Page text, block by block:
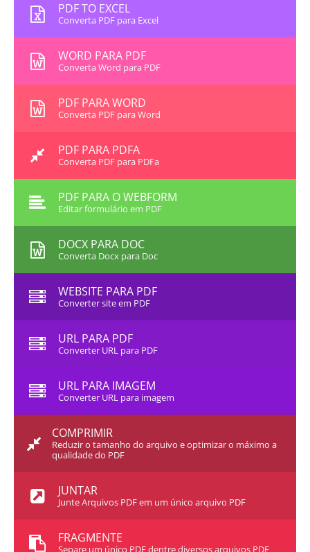
PDF TO EXCEL
Converta PDF para Excel
WORD PARA PDF
Converta Word para PDF
PDF PARA WORD
Converta PDF para Word
PDF PARA PDFA
Converta PDF para PDFa
PDF PARA O WEBFORM
Editar formulário em PDF
DOCX PARA DOC
Converta Docx para Doc
WEBSITE PARA PDF
Converter site em PDF
URL PARA PDF
Converter URL para PDF
URL PARA IMAGEM
Converter URL para imagem
COMPRIMIR
Reduzir o tamanho do arquivo e optimizar o máximo a
qualidade do PDF
JUNTAR
Junte Arquivos PDF em um único arquivo PDF
FRAGMENTE
Separe um único PDF dentre diversos arquivos PDF